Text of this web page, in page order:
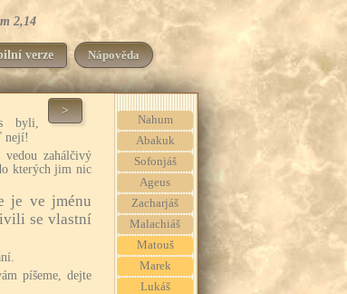
2,14
verze Nápověda
>
byli,
nejí!
zahálčivý
kterých jim nic
je ve jménu
se vlastní
píšeme, dejte
Nahum
Abakuk
Sofonjáš
Ageus
Zacharjáš
Malachiáš
Matouš
Marek
Lukáš